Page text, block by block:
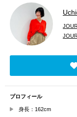
プロフィール
身長：162cm